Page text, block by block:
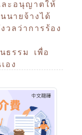
ะอนุญาตให้
นายจ้างได้
วลว่าการร้อง
ธรรม เพื่อ
อง